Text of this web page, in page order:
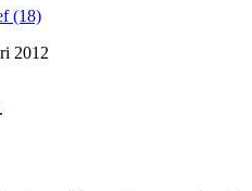
(18)
2012
.